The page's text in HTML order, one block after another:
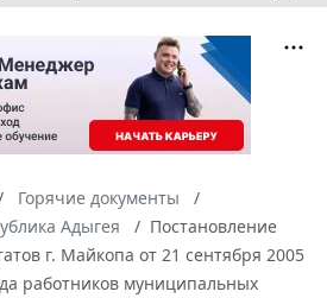
Горячие документы
Адыгея
Постановление
г. Майкопа от 21 сентября 2005
работников муниципальных